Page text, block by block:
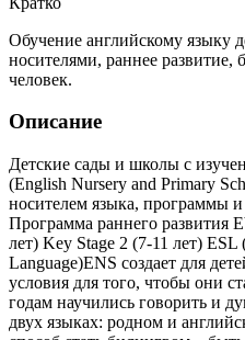
Обучение английскому языку
носителями, раннее
человек.
Описание
Детские сады и школы с
(English Nursery and Primary
носителем языка, программы
Программа раннего развития
лет) Key Stage 2 (7-11 лет) ESL
Language)ENS создает для
условия для того, чтобы они
годам научились говорить и
двух языках: родном и